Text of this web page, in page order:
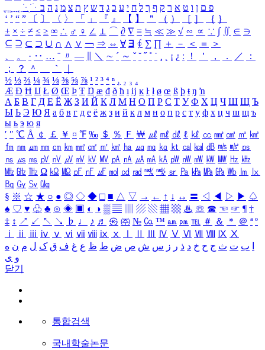
ִֶֹ ֻּ ׁׂ פ ם ן ו ט א ר ק ף ך ל ח י ע כ ג ד ש ץ ת צ מ נ ה ב
‘ ’ “ ” 〔 〕 〈 〉 「 」 『 』 【 】 ＂ （ ） ［ ］ ｛ ｝
± × ÷ ≠ ≤ ≥ ∞ ∴ ♂ ♀ ∠ ⊥ ⌒ ∂ ∇ ≡ ≒ ≪ ≫ √ ∽ ∝ ∵ ∫ ∬ ∈ ∋
⊆ ⊇ ⊂ ⊃ ∪ ∩ ∧ ∨ ￢ ⇒ ⇔ ∀ ∃ ∮ ∑ ∏ ＋ － ＜ ＝
＞
、
。 · ‥ … ¨ 〃 ― ＼ ∼ ´ ～ ˇ ˘ ˝ ˚ ˙ ¸ ¡ ¿ ː ！ ＇ ， ． ／
：
；
？ ＾ ｀
½ ⅓ ⅔ ¼ ¾ ⅛ ⅜ ⅝ ⅞ ¹ ² ³ ⁴ ⁿ ₁ ₂ ₃ ₄
Æ Ð Ħ Ĳ Ł Ø Œ Þ Ŧ Ŋ æ đ ð ħ ı ĳ ĸ ŀ ł ø œ ß þ ŧ ŋ ŉ
А Б В Г Д Е Ё Ж З И Й К Л М Н О П Р С Т У Ф Х Ц Ч Ш Щ Ъ
Ы Ь Э Ю Я а б в г д е ё ж з и й к л м н о п р с т у ф х ц ч ш щ ъ
ы ь э ю я
′ ″ ℃ Å ￠ ￡ ￥ ¤ ℉ ‰ ＄ ％ Ｆ ￦ ㎕ ㎖ ㎗ ℓ ㎘ ㏄ ㎣ ㎤ ㎥ ㎦
㎙ ㎚ ㎛ ㎜ ㎝ ㎞ ㎟ ㎠ ㎡ ㎢ ㏊ ㎍ ㎎ ㎏ ㏏ ㎈ ㎉ ㏈ ㎧ ㎨ ㎰
㎱ ㎲ ㎳ ㎴ ㎵ ㎶ ㎷ ㎸ ㎹ ㎀ ㎁ ㎂ ㎃ ㎄ ㎺ ㎻ ㎽ ㎾ ㎿ ㎐ ㎑
㎒ ㎓ ㎔ Ω ㏀ ㏁ ㎊ ㎋ ㎌ ㏖ ㏅ ㎭ ㎮ ㎯ ㏛ ㎩ ㎪ ㎫ ㎬ ㏝ ㏐
㏓
㏃ ㏉ ㏜ ㏆
§ ※ ☆ ★ ○ ● ◎ ◇ ◆ □ ■ △ ▽ → ← ↑ ↓ ↔ 〓 ◁ ◀ ▷ ▶ ♤
♠ ♡ ♥ ♧ ♣ ⊙ ◈ ▣ ◐ ◑ ▒ ▤ ▨ ▧ ▦ ▩ ♨ ☏ ☎ ☜ ☞ ¶ †
‡ ↕ ↗ ↙ ↖ ↘ ♭ ♩ ♪ ♬ ㉿ ㈜ № ㏇ ™ ㏂ ㏘ ℡ ＃ ＆ ＊ ＠ ª º
ⅰ
ⅱ ⅲ ⅳ ⅴ ⅵ ⅶ ⅷ ⅸ ⅹ Ⅳ Ⅴ Ⅵ Ⅶ Ⅷ Ⅸ Ⅹ
ب ت ث ج ح خ د ذ ر ز س ش ص ض ط ظ ع غ ف ق ک ل م ن ه
و ی
닫기
통합검색
국내학술논문